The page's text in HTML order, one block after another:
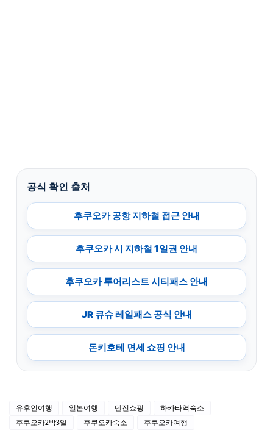
공식 확인 출처
후쿠오카 공항 지하철 접근 안내
후쿠오카 시 지하철 1일권 안내
후쿠오카 투어리스트 시티패스 안내
JR 큐슈 레일패스 공식 안내
돈키호테 면세 쇼핑 안내
유후인여행 일본여행 텐진쇼핑
하카타역숙소
후쿠오카2박3일
후쿠오카숙소 후쿠오카여행